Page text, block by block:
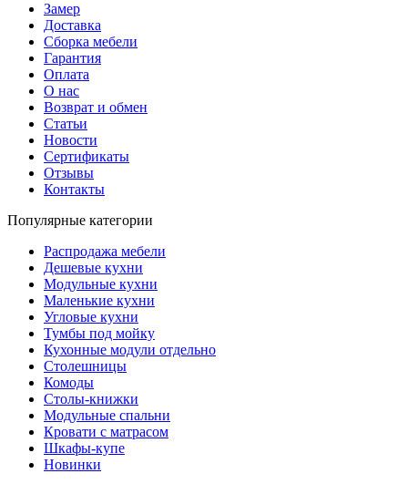
Замер
Доставка
Сборка мебели
Гарантия
Оплата
О нас
Возврат и обмен
Статьи
Новости
Сертификаты
Отзывы
Контакты
Популярные категории
Распродажа мебели
Дешевые кухни
Модульные кухни
Маленькие кухни
Угловые кухни
Тумбы под мойку
Кухонные модули отдельно
Столешницы
Комоды
Столы-книжки
Модульные спальни
Кровати с матрасом
Шкафы-купе
Новинки